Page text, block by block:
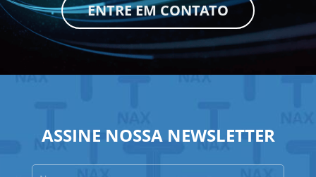
ENTRE EM CONTATO
ASSINE NOSSA NEWSLETTER
Nome
Email